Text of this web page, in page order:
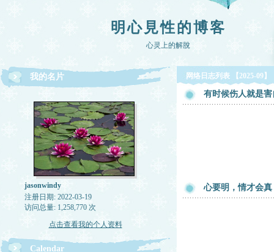
明心見性的博客
心灵上的解脫
我的名片
jasonwindy
注册日期: 2022-03-19
访问总量: 1,258,770 次
点击查看我的个人资料
Calendar
网络日志列表 【2025-09】
有时候伤人就是害
心要明，情才会真